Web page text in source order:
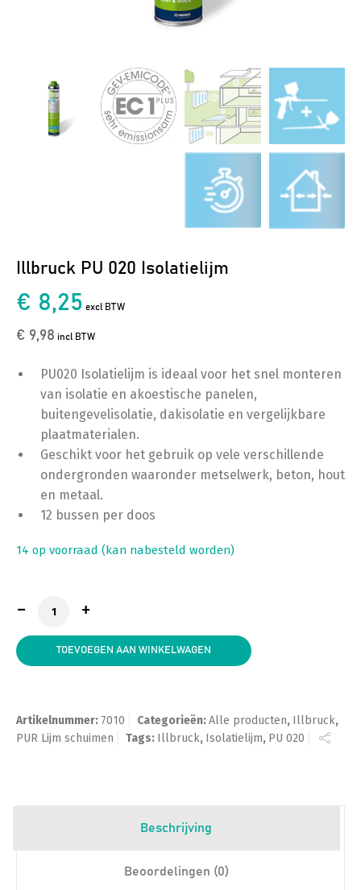
Illbruck PU 020 Isolatielijm
€ 8,25 excl BTW
€ 9,98 incl BTW
PU020 Isolatielijm is ideaal voor het snel monteren
van isolatie en akoestische panelen,
buitengevelisolatie, dakisolatie en vergelijkbare
plaatmaterialen.
Geschikt voor het gebruik op vele verschillende
ondergronden waaronder metselwerk, beton, hout
en metaal.
12 bussen per doos
14 op voorraad (kan nabesteld worden)
Illbruck PU 020 Isolatielijm aantal
TOEVOEGEN AAN WINKELWAGEN
Artikelnummer: 7010 Categorieën:Alle producten, Illbruck,
PUR Lijm schuimen
Tags: Illbruck, Isolatielijm, PU 020
Beschrijving
Beoordelingen (0)